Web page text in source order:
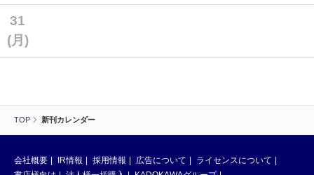
TOP 新刊カレンダー
31
(月)
会社概要 IR情報 採用情報 広告について
ライセンスについて